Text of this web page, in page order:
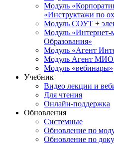
Модуль
«Инструктажи по
Модуль СОУТ +
Модуль «Интернет-
Образования»
Модуль «Агент
Модуль Агент
Модуль «вебинары»
Учебник
Видео лекции и
Для чтения
Онлайн-поддержка
Обновления
Системные
Обновление по
Обновление по